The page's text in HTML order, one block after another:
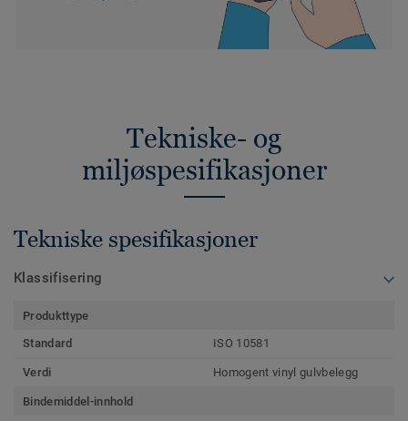
Tekniske- og
miljøspesifikasjoner
Tekniske spesifikasjoner
Klassifisering
Produkttype
Standard
ISO 10581
Verdi Homogent vinyl gulvbelegg
Bindemiddel-innhold